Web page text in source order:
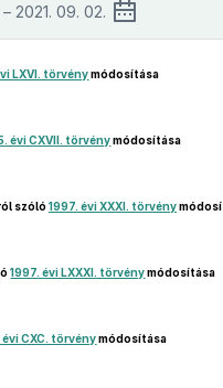
2021. 09. 02.
LXVI. törvénymódosítása
évi CXVII. törvénymódosítása
szóló 1997. évi XXXI. törvény
1997. évi LXXXI. törvénymódosítása
évi CXC. törvénymódosítása